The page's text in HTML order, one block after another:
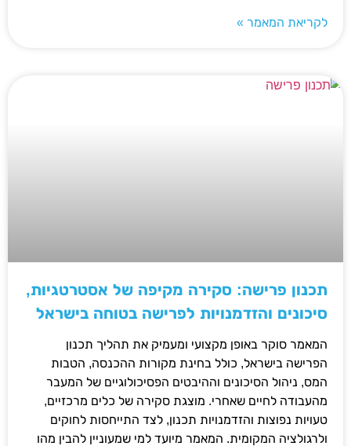
לקריאת המאמר »
תכנון פרישה: סקירה מקיפה של אסטרטגיות,
סיכונים והזדמנויות לפרישה בטוחה בישראל
המאמר סוקר באופן מקצועי ומעמיק את תהליך תכנון
הפרישה בישראל, כולל בחינת מקורות ההכנסה, הטבות
המס, ניהול הסיכונים וההיבטים הפסיכולוגיים של המעבר
מהעבודה לחיים שאחרי. מוצגת סקירה של כלים מרכזיים,
טעויות נפוצות והזדמנויות תכנון, לצד התייחסות לחוקים
ולרגולציה המקומית. המאמר מיועד למי שמעוניין להבין מהו